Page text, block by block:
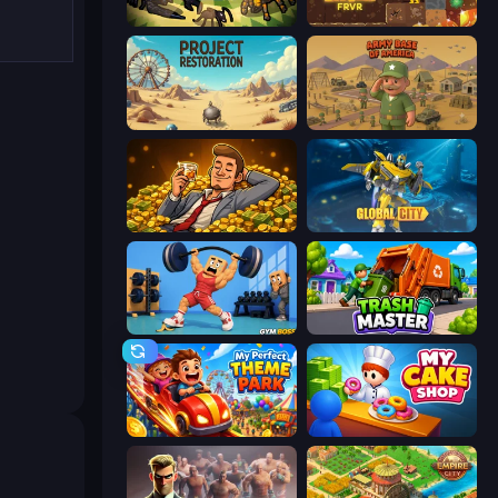
Ant Colony: New War Gold Digger FRVR
Project Restoration Army Base Of America
Idle Billionaire Tycoon Global City
Gym Boss Trash Master
My Perfect Theme Park My Cake Shop